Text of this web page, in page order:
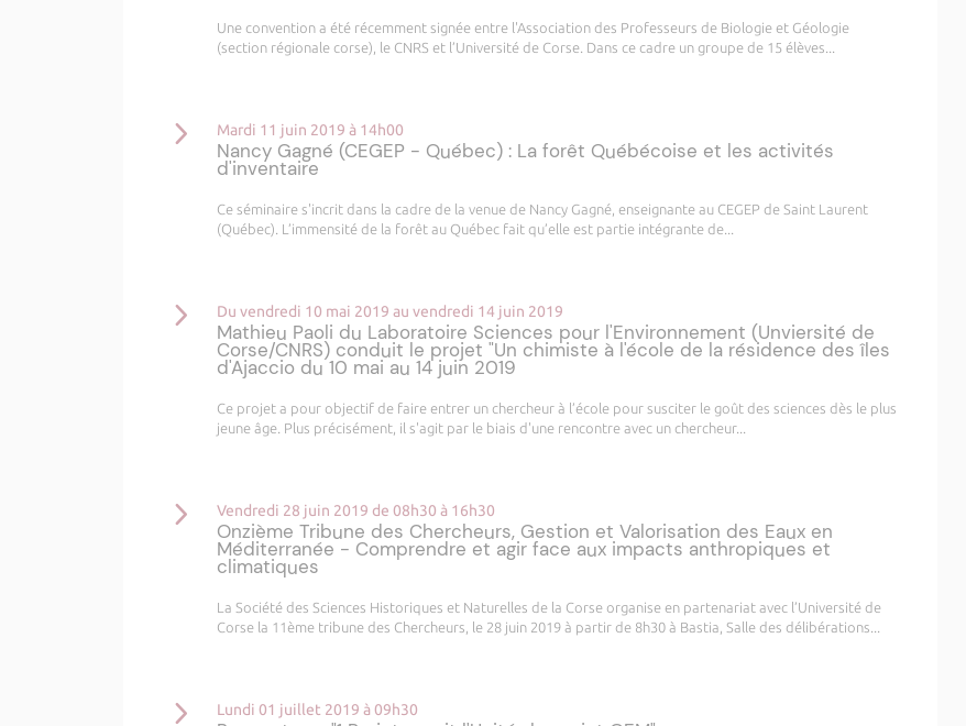
Une convention a été récemment signée entre l'Association des Professeurs de Biologie et Géologie
(section régionale corse), le CNRS et l’Université de Corse. Dans ce cadre un groupe de 15 élèves...
Mardi 11 juin 2019 à 14h00
Nancy Gagné (CEGEP - Québec) : La forêt Québécoise et les activités
d'inventaire
Ce séminaire s'incrit dans la cadre de la venue de Nancy Gagné, enseignante au CEGEP de Saint Laurent
(Québec). L’immensité de la forêt au Québec fait qu’elle est partie intégrante de...
Du vendredi 10 mai 2019 au vendredi 14 juin 2019
Mathieu Paoli du Laboratoire Sciences pour l'Environnement (Unviersité de
Corse/CNRS) conduit le projet "Un chimiste à l'école de la résidence des îles
d'Ajaccio du 10 mai au 14 juin 2019
Ce projet a pour objectif de faire entrer un chercheur à l’école pour susciter le goût des sciences dès le plus
jeune âge. Plus précisément, il s'agit par le biais d'une rencontre avec un chercheur...
Vendredi 28 juin 2019 de 08h30 à 16h30
Onzième Tribune des Chercheurs, Gestion et Valorisation des Eaux en
Méditerranée - Comprendre et agir face aux impacts anthropiques et
climatiques
La Société des Sciences Historiques et Naturelles de la Corse organise en partenariat avec l’Université de
Corse la 11ème tribune des Chercheurs, le 28 juin 2019 à partir de 8h30 à Bastia, Salle des délibérations...
Lundi 01 juillet 2019 à 09h30